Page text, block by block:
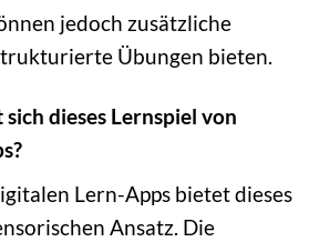
jedoch zusätzliche
Übungen bieten.
dieses Lernspiel von
Lern-Apps bietet dieses
Ansatz. Die